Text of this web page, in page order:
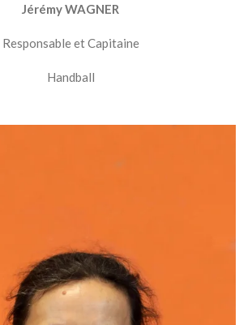
Jérémy WAGNER
Responsable et Capitaine
Handball